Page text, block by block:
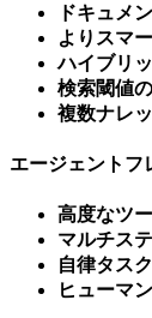
ドキュメ
よりスマ
ハイブリ
検索閾値
複数ナレ
エージェントフ
高度なツ
マルチス
自律タス
ヒューマ